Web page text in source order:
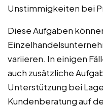
Unstimmigkeiten bei
Diese Aufgaben
variieren. In einigen
auch zusätzliche
Unterstützung bei
Kundenberatung auf